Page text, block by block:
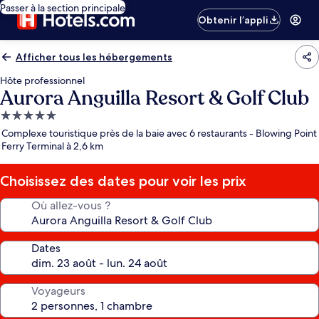
Passer à la section principale
Obtenir l’appli
Afficher tous les hébergements
Hôte professionnel
Aurora Anguilla Resort & Golf Club
Hébergement
5.0 étoiles
Complexe touristique près de la baie avec 6 restaurants - Blowing Point
Ferry Terminal à 2,6 km
Choisissez des dates pour voir les prix
Où allez-vous ?
Dates
Voyageurs